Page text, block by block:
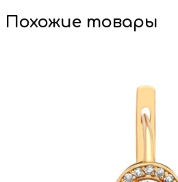
Похожие товары